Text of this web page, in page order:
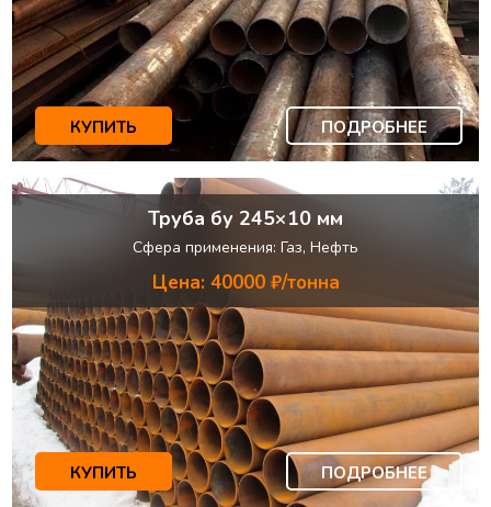
КУПИТЬ ПОДРОБНЕЕ
Труба бу 245×10 мм
Сфера применения: Газ, Нефть
Цена: 40000 ₽/тонна
КУПИТЬ ПОДРОБНЕЕ